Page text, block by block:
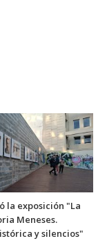
la exposición "La
Meneses.
y silencios"